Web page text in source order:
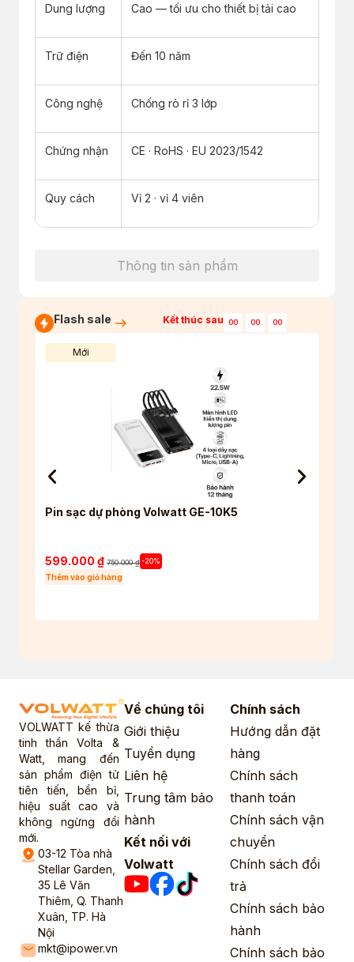
Thông tin sản phẩm
Dung lượng Cao — tối ưu cho thiết bị tải cao
Trữ điện Đến 10 năm
Công nghệ Chống rò rỉ 3 lớp
Chứng nhận CE · RoHS · EU 2023/1542
Quy cách Vỉ 2 · vỉ 4 viên
Flash sale Kết thúc sau 00 00 00
Mới
Pin sạc dự phòng Volwatt GE-10K5
599.000 ₫ 750.000₫-20%
Thêm vào giỏ hàng
VOLWATT kế thừa
tinh thần Volta &
Watt, mang đến
sản phẩm điện tử
tiên tiến, bền bỉ,
hiệu suất cao và
không ngừng đổi
mới.
03-12 Tòa nhà
Stellar Garden,
35 Lê Văn
Thiêm, Q. Thanh
Xuân, TP. Hà
Nội
mkt@ipower.vn
Về chúng tôi
Giới thiệu
Tuyển dụng
Liên hệ
Trung tâm bảo
hành
Kết nối với
Volwatt
Chính sách
Hướng dẫn đặt
hàng
Chính sách
thanh toán
Chính sách vận
chuyển
Chính sách đổi
trả
Chính sách bảo
hành
Chính sách bảo